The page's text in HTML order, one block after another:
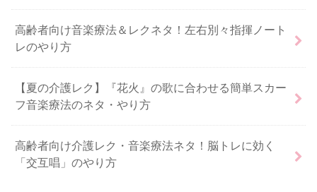
高齢者向け音楽療法＆レクネタ！左右別々指揮ノート
レのやり方
【夏の介護レク】『花火』の歌に合わせる簡単スカー
フ音楽療法のネタ・やり方
高齢者向け介護レク・音楽療法ネタ！脳トレに効く
「交互唱」のやり方